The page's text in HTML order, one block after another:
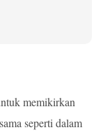
memikirkan
seperti dalam